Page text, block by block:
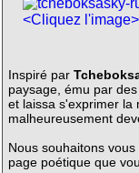
<Cliquez l'image>
Inspiré par
paysage, ému par
et laissa s'exprimer la
malheureusement
Nous souhaitons
page poétique que